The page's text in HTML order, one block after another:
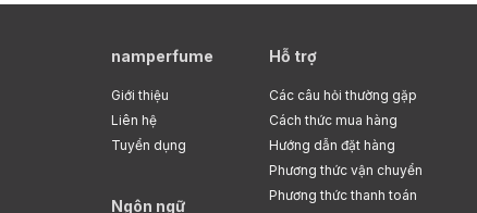
namperfume
Giới thiệu
Liên hệ
Tuyển dụng
Ngôn ngữ
Hỗ trợ
Các câu hỏi thường gặp
Cách thức mua hàng
Hướng dẫn đặt hàng
Phương thức vận chuyển
Phương thức thanh toán